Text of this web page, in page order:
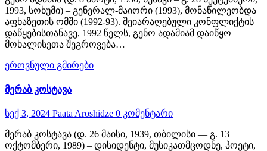
1993, სოხუმი) – გენერალ-მაიორი (1993), მონაწილეობდა
აფხაზეთის ომში (1992-93). შეიარაღებული კონფლიქტის
დაწყებისთანავე, 1992 წელს, გენო ადამიამ დაიწყო
მოხალისეთა შეგროვება…
ეროვნული გმირები
მერაბ კოსტავა
სექ 3, 2024 Paata Aroshidze 0 კომენტარი
მერაბ კოსტავა (დ. 26 მაისი, 1939, თბილისი ― გ. 13
ოქტომბერი, 1989) – დისიდენტი, მუსიკათმცოდნე, პოეტი,